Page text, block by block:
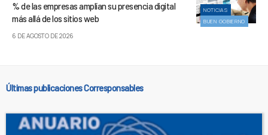
NOTICIAS
BUEN GOBIERNO
% de las empresas amplían su presencia digital
más allá de los sitios web
6 DE AGOSTO DE 2026
Últimas publicaciones Corresponsables